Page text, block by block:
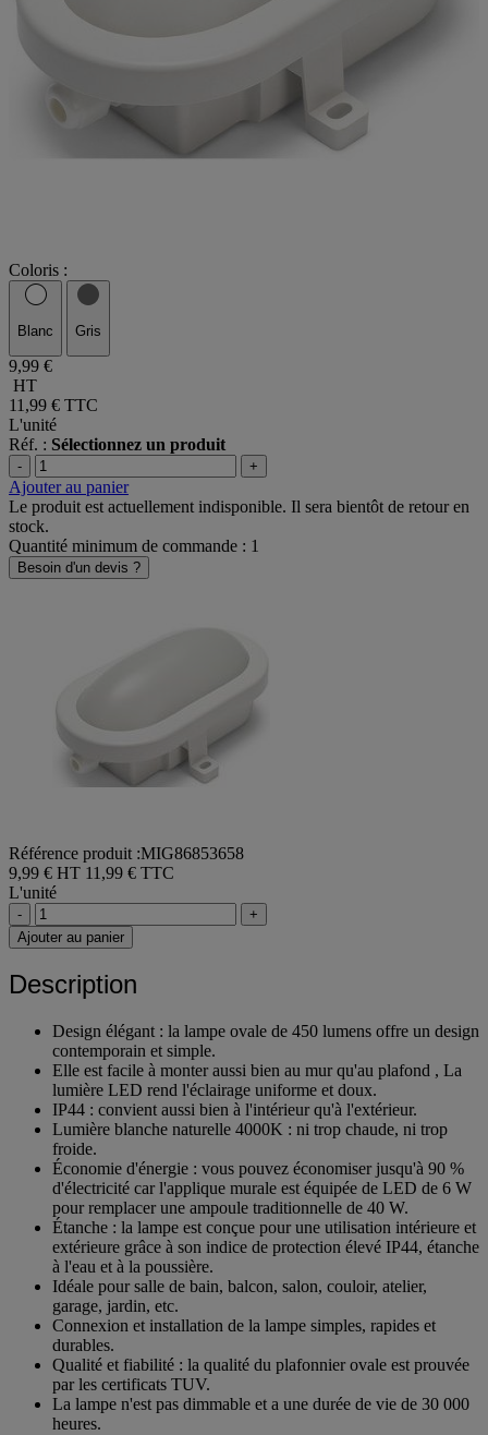
Coloris :
Blanc Gris
9,99 €
HT
11,99 € TTC
L'unité
Réf. : Sélectionnez un produit
- +
Ajouter au panier
Le produit est actuellement indisponible. Il sera bientôt de retour en
stock.
Quantité minimum de commande : 1
Besoin d'un devis ?
Référence produit :MIG86853658
9,99 € HT 11,99 € TTC
L'unité
-
+
Ajouter au panier
Description
Design élégant : la lampe ovale de 450 lumens offre un design
contemporain et simple.
Elle est facile à monter aussi bien au mur qu'au plafond , La
lumière LED rend l'éclairage uniforme et doux.
IP44 : convient aussi bien à l'intérieur qu'à l'extérieur.
Lumière blanche naturelle 4000K : ni trop chaude, ni trop
froide.
Économie d'énergie : vous pouvez économiser jusqu'à 90 %
d'électricité car l'applique murale est équipée de LED de 6 W
pour remplacer une ampoule traditionnelle de 40 W.
Étanche : la lampe est conçue pour une utilisation intérieure et
extérieure grâce à son indice de protection élevé IP44, étanche
à l'eau et à la poussière.
Idéale pour salle de bain, balcon, salon, couloir, atelier,
garage, jardin, etc.
Connexion et installation de la lampe simples, rapides et
durables.
Qualité et fiabilité : la qualité du plafonnier ovale est prouvée
par les certificats TUV.
La lampe n'est pas dimmable et a une durée de vie de 30 000
heures.